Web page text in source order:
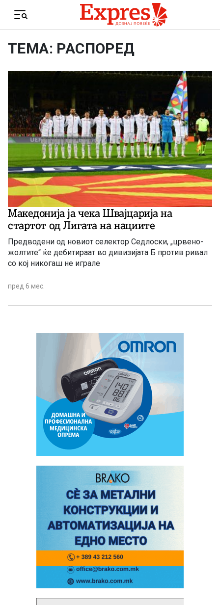
Menu
ТЕМА: РАСПОРЕД
Македонија ја чека Швајцарија на
стартот од Лигата на нациите
Предводени од новиот селектор Седлоски, „црвено-
жолтите“ ќе дебитираат во дивизијата Б против ривал
со кој никогаш не играле
пред 6 мес.